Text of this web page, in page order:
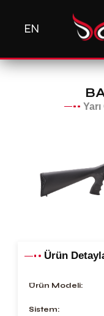
EN
Ürün
Ürün Modeli:
Sistem: